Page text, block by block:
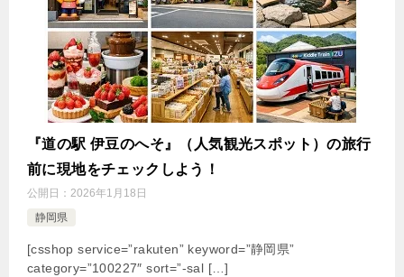
『道の駅 伊豆のへそ』（人気観光スポット）の旅行
前に現地をチェックしよう！
公開日： 2026年1月18日
静岡県
[csshop service=”rakuten” keyword=”静岡県”
category=”100227″ sort=”-sal […]